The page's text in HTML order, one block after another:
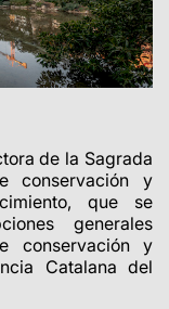
de la Sagrada
conservación y
que se
generales
conservación y
Catalana del